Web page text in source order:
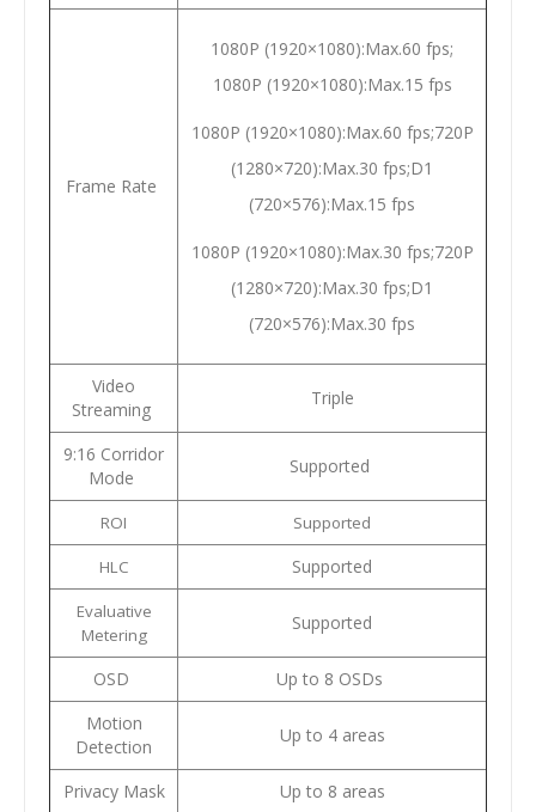
Frame Rate
1080P (1920×1080):Max.60 fps;
1080P (1920×1080):Max.15 fps
1080P (1920×1080):Max.60 fps;720P
(1280×720):Max.30 fps;D1
(720×576):Max.15 fps
1080P (1920×1080):Max.30 fps;720P
(1280×720):Max.30 fps;D1
(720×576):Max.30 fps
Video
Streaming
Triple
9:16 Corridor
Mode
Supported
ROI Supported
HLC Supported
Evaluative
Metering
Supported
OSD
Up to 8 OSDs
Motion
Detection
Up to 4 areas
Privacy Mask Up to 8 areas